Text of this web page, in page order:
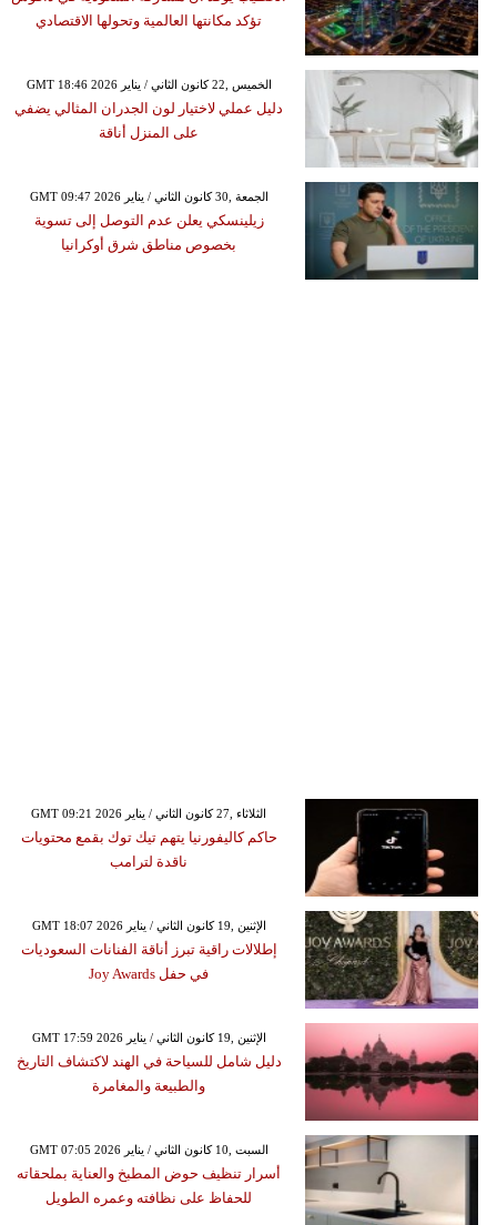
تؤكد مكانتها العالمية وتحولها الاقتصادي
GMT 18:46 2026 الخميس ,22 كانون الثاني / يناير
دليل عملي لاختيار لون الجدران المثالي يضفي
على المنزل أناقة
GMT 09:47 2026 الجمعة ,30 كانون الثاني / يناير
زيلينسكي يعلن عدم التوصل إلى تسوية
بخصوص مناطق شرق أوكرانيا
GMT 09:21 2026 الثلاثاء ,27 كانون الثاني / يناير
حاكم كاليفورنيا يتهم تيك توك بقمع محتويات
ناقدة لترامب
GMT 18:07 2026 الإثنين ,19 كانون الثاني / يناير
إطلالات راقية تبرز أناقة الفنانات السعوديات
في حفل Joy Awards
GMT 17:59 2026 الإثنين ,19 كانون الثاني / يناير
دليل شامل للسياحة في الهند لاكتشاف التاريخ
والطبيعة والمغامرة
GMT 07:05 2026 السبت ,10 كانون الثاني / يناير
أسرار تنظيف حوض المطبخ والعناية بملحقاته
للحفاظ على نظافته وعمره الطويل